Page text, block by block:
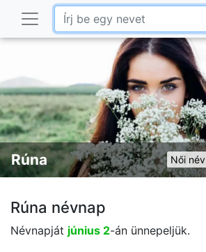
Női név
Rúna
Rúna névnap
Névnapját június 2-án ünnepeljük.